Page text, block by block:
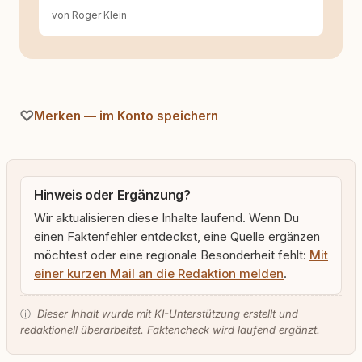
von Roger Klein
Merken — im Konto speichern
Hinweis oder Ergänzung?
Wir aktualisieren diese Inhalte laufend. Wenn Du
einen Faktenfehler entdeckst, eine Quelle ergänzen
möchtest oder eine regionale Besonderheit fehlt: Mit
einer kurzen Mail an die Redaktion melden.
ⓘ Dieser Inhalt wurde mit KI-Unterstützung erstellt und
redaktionell überarbeitet. Faktencheck wird laufend ergänzt.